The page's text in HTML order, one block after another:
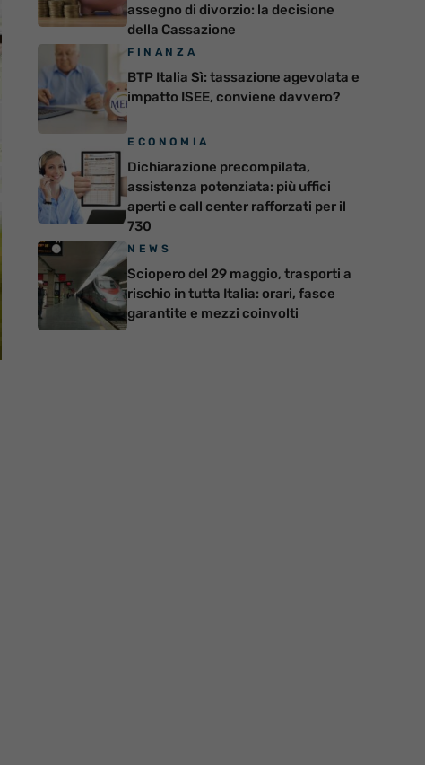
assegno di divorzio: la decisione
della Cassazione
FINANZA
BTP Italia Sì: tassazione agevolata e
impatto ISEE, conviene davvero?
ECONOMIA
Dichiarazione precompilata,
assistenza potenziata: più uffici
aperti e call center rafforzati per il
730
NEWS
Sciopero del 29 maggio, trasporti a
rischio in tutta Italia: orari, fasce
garantite e mezzi coinvolti